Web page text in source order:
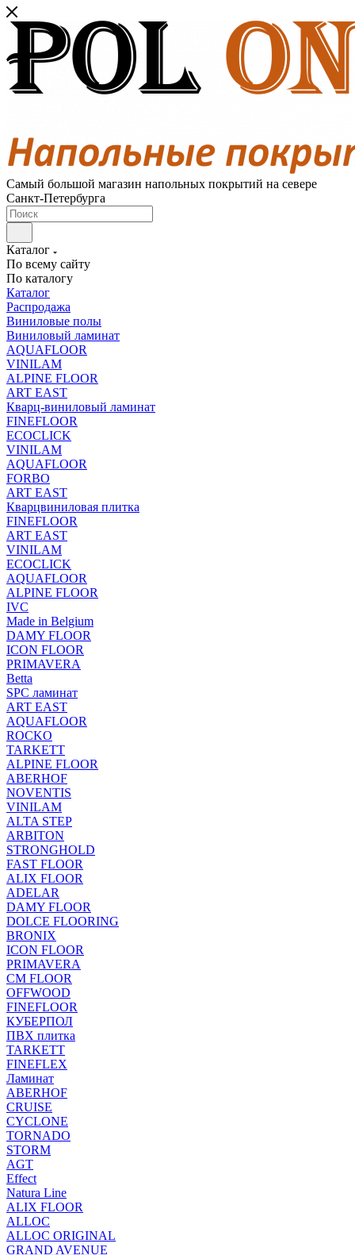
Самый большой магазин напольных покрытий на севере
Санкт-Петербурга
Каталог
По всему сайту
По каталогу
Каталог
Распродажа
Виниловые полы
Виниловый ламинат
AQUAFLOOR
VINILAM
ALPINE FLOOR
ART EAST
Кварц-виниловый ламинат
FINEFLOOR
ECOCLICK
VINILAM
AQUAFLOOR
FORBO
ART EAST
Кварцвиниловая плитка
FINEFLOOR
ART EAST
VINILAM
ECOCLICK
AQUAFLOOR
ALPINE FLOOR
IVC
Made in Belgium
DAMY FLOOR
ICON FLOOR
PRIMAVERA
Betta
SPC ламинат
ART EAST
AQUAFLOOR
ROCKO
TARKETT
ALPINE FLOOR
ABERHOF
NOVENTIS
VINILAM
ALTA STEP
ARBITON
STRONGHOLD
FAST FLOOR
ALIX FLOOR
ADELAR
DAMY FLOOR
DOLCE FLOORING
BRONIX
ICON FLOOR
PRIMAVERA
CM FLOOR
OFFWOOD
FINEFLOOR
КУБЕРПОЛ
ПВХ плитка
TARKETT
FINEFLEX
Ламинат
ABERHOF
CRUISE
CYCLONE
TORNADO
STORM
AGT
Effect
Natura Line
ALIX FLOOR
ALLOC
ALLOC ORIGINAL
GRAND AVENUE